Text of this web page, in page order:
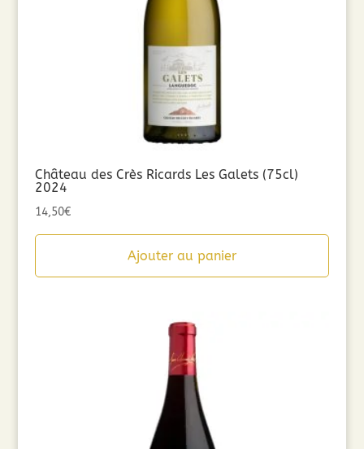
Château des Crès Ricards Les Galets (75cl)
2024
14,50€
Ajouter au panier